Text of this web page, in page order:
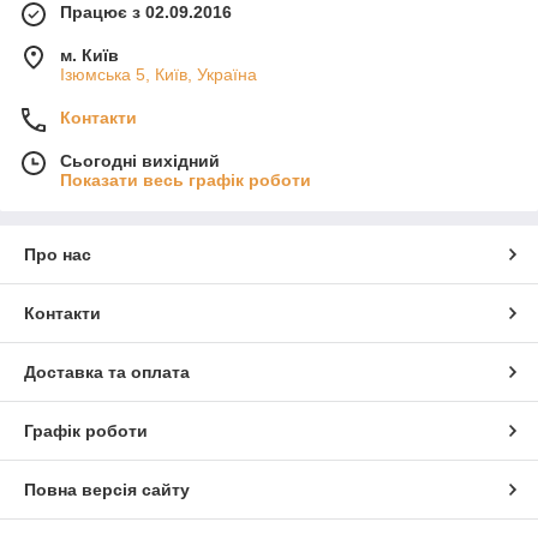
Працює з 02.09.2016
м. Київ
Ізюмська 5, Київ, Україна
Контакти
Сьогодні вихідний
Показати весь графік роботи
Про нас
Контакти
Доставка та оплата
Графік роботи
Повна версія сайту